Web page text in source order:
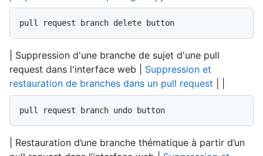
pull request branch delete button
| Suppression d'une branche de sujet d'une pull
request dans l'interface web | Suppression et
restauration de branches dans un pull request
pull request branch undo button
| Restauration d’une branche thématique à partir d’un